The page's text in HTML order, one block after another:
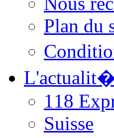
Plan du
118
Suisse